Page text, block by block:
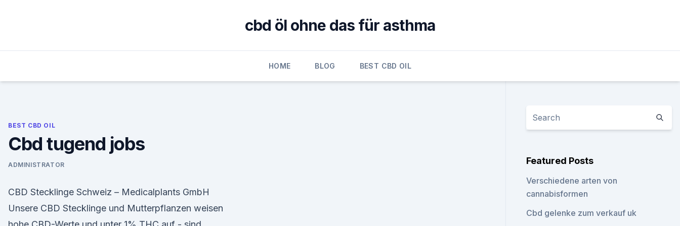
cbd öl ohne das für asthma
HOME BLOG BEST CBD OIL
BEST CBD OIL
Cbd tugend jobs
ADMINISTRATOR
CBD Stecklinge Schweiz – Medicalplants GmbH
Unsere CBD Stecklinge und Mutterpflanzen weisen
Featured Posts
Verschiedene arten von
cannabisformen
Cbd gelenke zum verkauf uk